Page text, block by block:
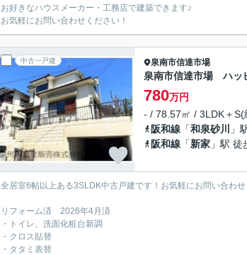
お好きなハウスメーカー・工務店で建築できます♪
お気軽にお問い合わせください！
中古一戸建 泉南市信達市場
泉南市信達市場 ハッ
780万円
- / 78.57㎡ / 3LDK＋
阪和線 「和泉砂川
」
阪和線 「新家 」駅 徒
全居室6帖以上ある3SLDK中古戸建です！お気軽にお問い合わせ
リフォーム済 2026年4月済
・トイレ、洗面化粧台新調
・クロス貼替
・タタミ表替